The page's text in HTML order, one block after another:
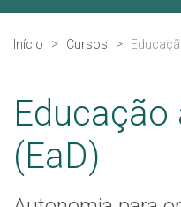
Técnicos Integrados
Qualificação Profissional
Graduação
Início Cursos
Educação
(EaD)